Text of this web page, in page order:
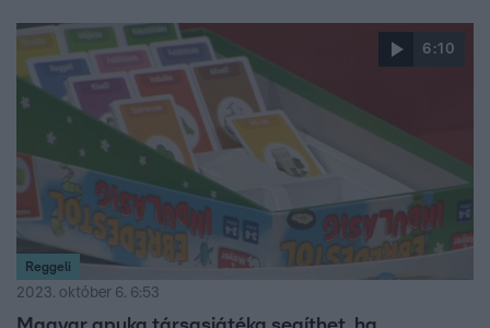
6:10
Reggeli
2023. október 6. 6:53